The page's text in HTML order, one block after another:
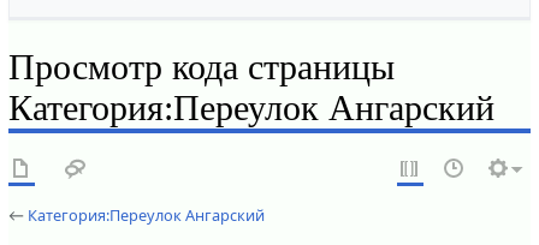
Просмотр кода страницы
Категория:Переулок Ангарский
← Категория:Переулок Ангарский